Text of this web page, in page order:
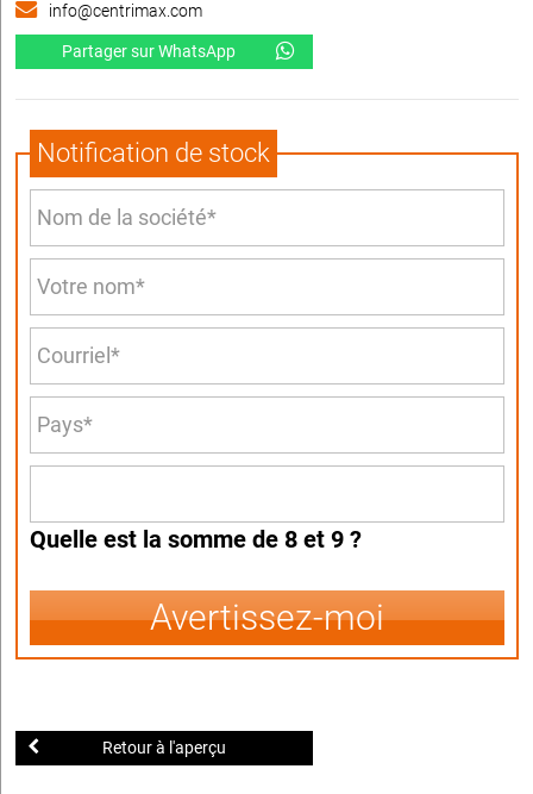
info@centrimax.com
Partager sur WhatsApp
Notification de stock
Quelle est la somme de 8 et 9 ?
Avertissez-moi
Retour à l'aperçu